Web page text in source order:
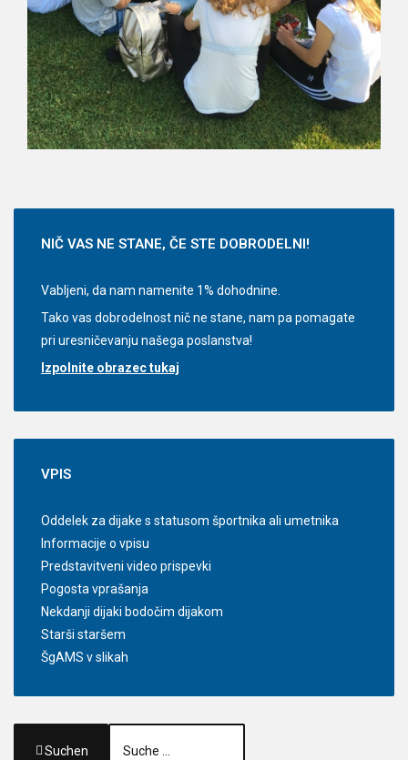
NIČ VAS NE STANE, ČE STE DOBRODELNI!
Vabljeni, da nam namenite 1% dohodnine.
Tako vas dobrodelnost nič ne stane, nam pa pomagate
pri uresničevanju našega poslanstva!
Izpolnite obrazec tukaj
VPIS
Oddelek za dijake s statusom športnika ali umetnika
Informacije o vpisu
Predstavitveni video prispevki
Pogosta vprašanja
Nekdanji dijaki bodočim dijakom
Starši staršem
ŠgAMS v slikah
Suchen